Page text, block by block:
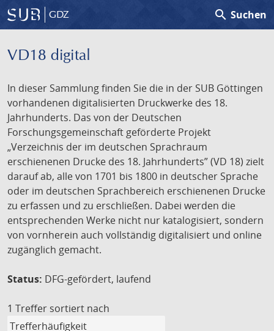
GDZ search Suchen
VD18 digital
In dieser Sammlung finden Sie die in der SUB Göttingen
vorhandenen digitalisierten Druckwerke des 18.
Jahrhunderts. Das von der Deutschen
Forschungsgemeinschaft geförderte Projekt
„Verzeichnis der im deutschen Sprachraum
erschienenen Drucke des 18. Jahrhunderts” (VD 18) zielt
darauf ab, alle von 1701 bis 1800 in deutscher Sprache
oder im deutschen Sprachbereich erschienenen Drucke
zu erfassen und zu erschließen. Dabei werden die
entsprechenden Werke nicht nur katalogisiert, sondern
von vornherein auch vollständig digitalisiert und online
zugänglich gemacht.
Status: DFG-gefördert, laufend
1 Treffer sortiert nach